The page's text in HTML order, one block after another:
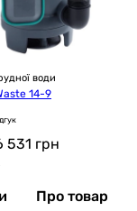
води
14-9
531 грн
Про товар